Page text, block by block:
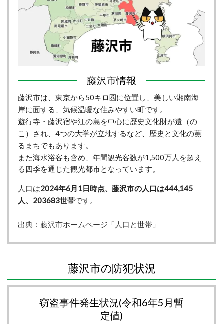
藤沢市情報
藤沢市は、東京から50キロ圏に位置し、美しい湘南海
岸に面する、気候温暖な住みやすい町です。
遊行寺・藤沢宿や江の島を中心に歴史文化財が遺（の
こ）され、4つの大学が立地するなど、歴史と文化の薫
るまちでもあります。
また海水浴客も含め、年間観光客数が1,500万人を超え
る四季を通じた観光都市となっています。
人口は2024年6月1日時点、藤沢市の人口は444,145
人、203683世帯です。
出典：藤沢市ホームページ 「人口と世帯」
藤沢市の防犯状況
窃盗事件発生状況(令和6年5月暫
定値)